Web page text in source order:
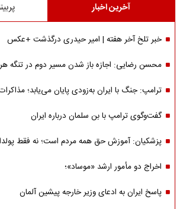
آخرین اخبار
خبر تلخ آخر هفته | امیر حیدری درگذشت +عکس
محسن رضایی: اجازه باز شدن مسیر دوم در تنگه
ترامپ: جنگ با ایران به‌زودی پایان می‌یابد؛
گفت‌وگوی ترامپ با بن سلمان درباره ایران
پزشکیان: آموزش حق همه مردم است؛ نه فقط
اخراج دو مأمور ارشد «موساد»؛
پاسخ ایران به ادعای وزیر خارجه پیشین آلمان